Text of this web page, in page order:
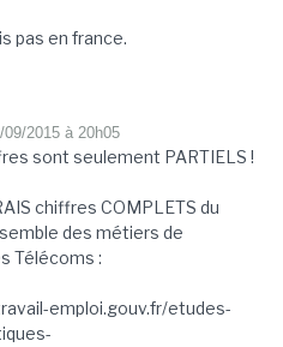
pas en france.
09/2015 à 20h05
sont seulement PARTIELS !
chiffres COMPLETS du
des métiers de
Télécoms :
emploi.gouv.fr/etudes-